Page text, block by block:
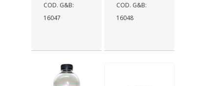
COD. G&B:
16047
COD. G&B:
16048